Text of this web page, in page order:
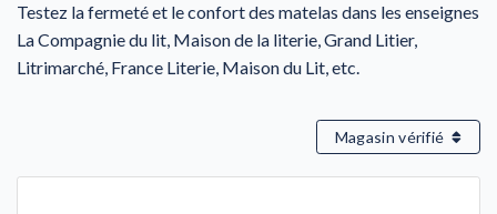
Testez la fermeté et le confort des matelas dans les enseignes
La Compagnie du lit, Maison de la literie, Grand Litier,
Litrimarché, France Literie, Maison du Lit, etc.
Magasin vérifié